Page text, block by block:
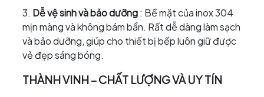
3. Dễ vệ sinh và bảo dưỡng: Bề mặt của inox 304
mịn màng và không bám bẩn. Rất dễ dàng làm sạch
và bảo dưỡng, giúp cho thiết bị bếp luôn giữ được
vẻ đẹp sáng bóng.
THÀNH VINH – CHẤT LƯỢNG VÀ UY TÍN